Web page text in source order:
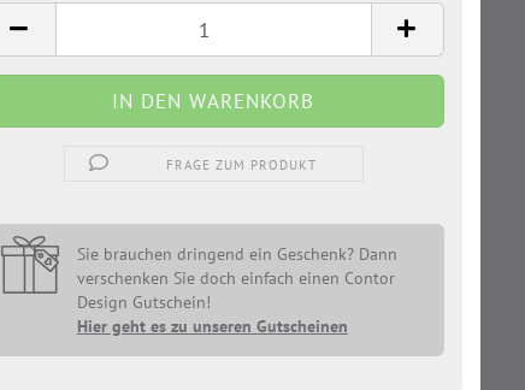
FRAGE ZUM PRODUKT
Sie brauchen dringend ein Geschenk? Dann
verschenken Sie doch einfach einen Contor
Design Gutschein!
Hier geht es zu unseren Gutscheinen